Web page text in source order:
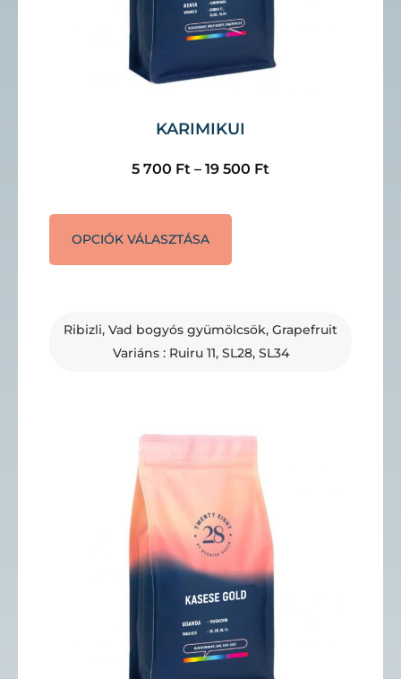
KARIMIKUI
5 700 Ft – 19 500 Ft
OPCIÓK VÁLASZTÁSA
Ribizli, Vad bogyós gyümölcsök, Grapefruit
Variáns : Ruiru 11, SL28, SL34